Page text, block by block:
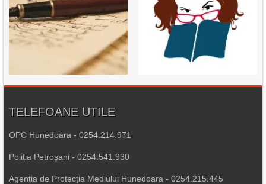
TELEFOANE UTILE
OPC Hunedoara - 0254.214.971
Poliția Petroșani - 0254.541.930
Agenția de Protecția Mediului Hunedoara - 0254.215.445